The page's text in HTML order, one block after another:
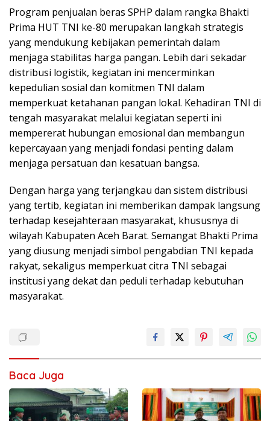
Program penjualan beras SPHP dalam rangka Bhakti
Prima HUT TNI ke-80 merupakan langkah strategis
yang mendukung kebijakan pemerintah dalam
menjaga stabilitas harga pangan. Lebih dari sekadar
distribusi logistik, kegiatan ini mencerminkan
kepedulian sosial dan komitmen TNI dalam
memperkuat ketahanan pangan lokal. Kehadiran TNI di
tengah masyarakat melalui kegiatan seperti ini
mempererat hubungan emosional dan membangun
kepercayaan yang menjadi fondasi penting dalam
menjaga persatuan dan kesatuan bangsa.
Dengan harga yang terjangkau dan sistem distribusi
yang tertib, kegiatan ini memberikan dampak langsung
terhadap kesejahteraan masyarakat, khususnya di
wilayah Kabupaten Aceh Barat. Semangat Bhakti Prima
yang diusung menjadi simbol pengabdian TNI kepada
rakyat, sekaligus memperkuat citra TNI sebagai
institusi yang dekat dan peduli terhadap kebutuhan
masyarakat.
Baca Juga